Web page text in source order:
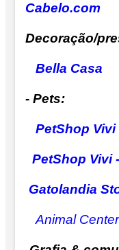
Cabelo.com
Decoração/
Bella Casa
- Pets:
PetShop Vivi
PetShop Vivi
Gatolandia
Animal